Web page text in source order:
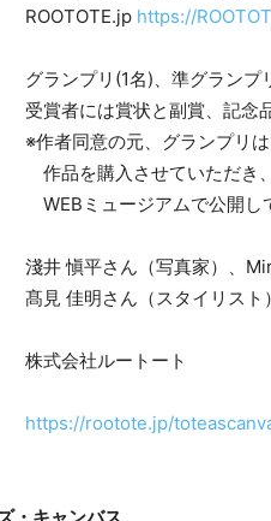
https://
(1名)、準グランプリ(5
賞状と副賞、記念品が
元、グランプリは10万
させていただき、
ジアムで公開してい
愼平さん（写真家）、
ん（スタイリスト）、緒
社ルートート
https://rootote.jp/